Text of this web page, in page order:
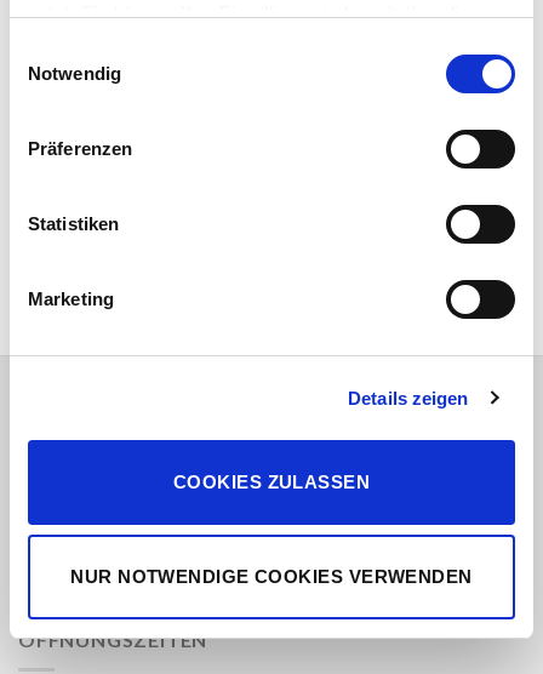
nutzt. Sie können Ihre Einwilligung jederzeit über die
Trigger Symbol ändern oder widerrufen
Erfahren Sie mehr darüber, wie Ihre persönlichen Daten
verarbeitet werden, und legen Sie Ihre Präferenzen im
Notwendig
Präferenzen
Statistiken
Marketing
Details zeigen
COOKIES ZULASSEN
NUR NOTWENDIGE COOKIES VERWENDEN
Therapie ist die Instruktion des Patienten zur
Unterweisen in Automobilisation, Kräftigung und
erzielten Behandlungserfolg beizubehalten und um
Impressum
Datenschutz
ÖFFNUNGSZEITEN